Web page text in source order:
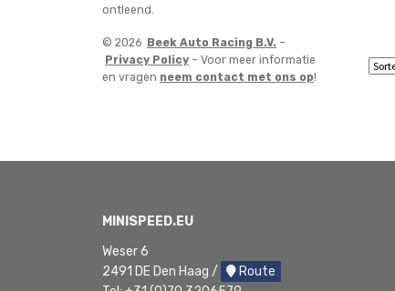
ontleend.
© 2026 Beek Auto Racing B.V. –
Privacy Policy – Voor meer informatie
en vragen neem contact met ons op!
MINISPEED.EU
Weser 6
2491 DE Den Haag /
Route